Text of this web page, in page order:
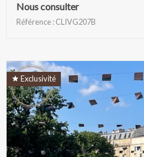
Nous consulter
Référence : CLIVG207B
Exclusivité